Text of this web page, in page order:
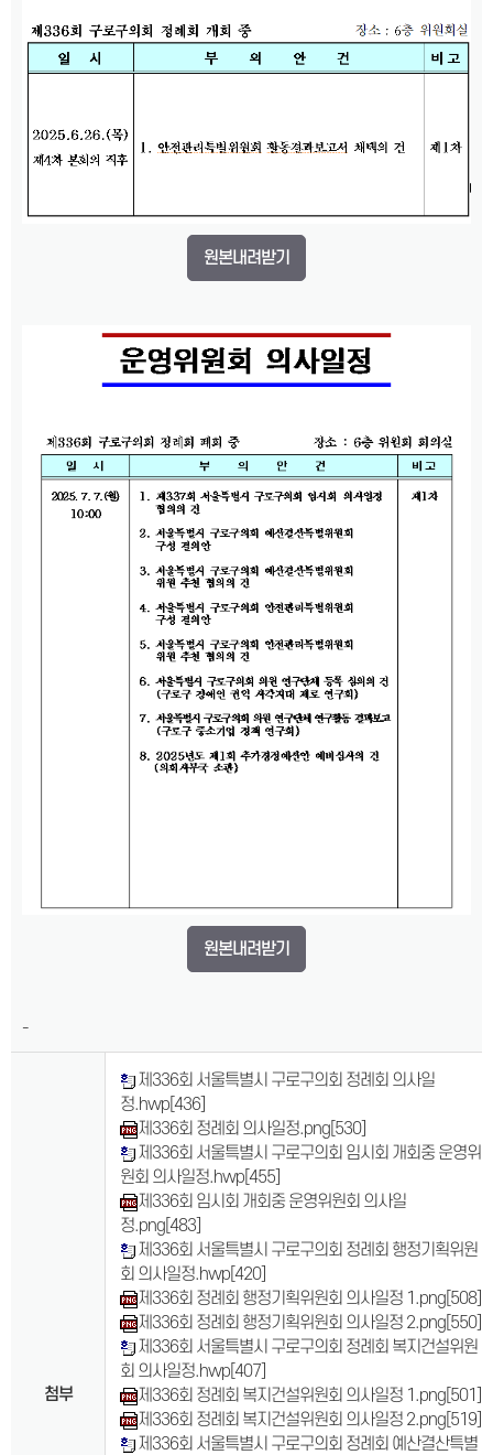
원본내려받기
원본내려받기
-
첨부
제336회 서울특별시 구로구의회 정례회 의사일
정.hwp [436]
제336회 정례회 의사일정.png [530]
제336회 서울특별시 구로구의회 임시회 개회중 운영위
원회 의사일정.hwp [455]
제336회 임시회 개회중 운영위원회 의사일
정.png [483]
제336회 서울특별시 구로구의회 정례회 행정기획위원
회 의사일정.hwp [420]
제336회 정례회 행정기획위원회 의사일정 1.png [508]
제336회 정례회 행정기획위원회 의사일정 2.png [550]
제336회 서울특별시 구로구의회 정례회 복지건설위원
회 의사일정.hwp [407]
제336회 정례회 복지건설위원회 의사일정 1.png [501]
제336회 정례회 복지건설위원회 의사일정 2.png [519]
제336회 서울특별시 구로구의회 정례회 예산결산특별